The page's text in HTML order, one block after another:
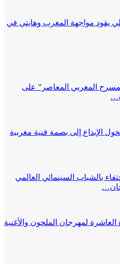
يقود مواجهة المغرب وهايتي في
المغربي المعاصر” على
الإبداع إلى بصمة فنية مغربية
بالشباب السينمائي العالمي
لمهرجان الملحون والأغنية